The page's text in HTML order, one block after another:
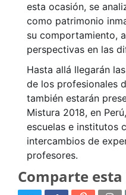
esta ocasión, se
como patrimonio
su comportamiento,
perspectivas en las
Hasta allá llegarán
de los profesionales
también estarán
Mistura 2018, en
escuelas e institutos
intercambios de
profesores.
Comparte